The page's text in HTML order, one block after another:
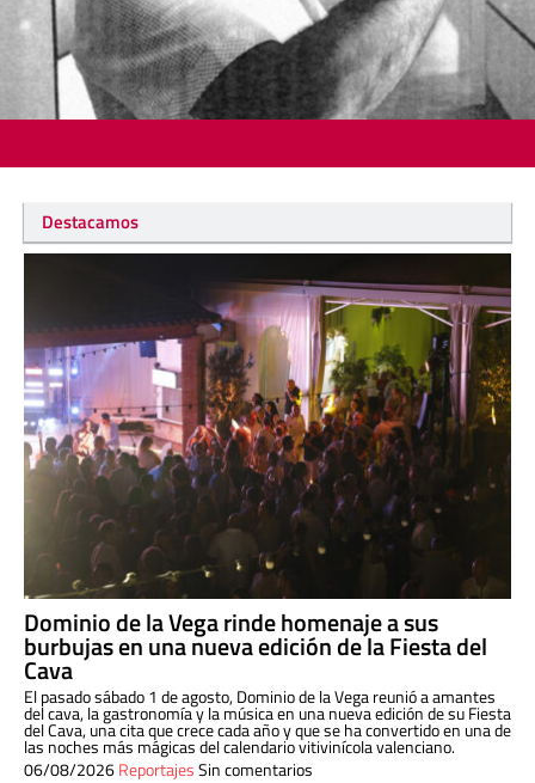
Destacamos
Dominio de la Vega rinde homenaje a sus
burbujas en una nueva edición de la Fiesta del
Cava
El pasado sábado 1 de agosto, Dominio de la Vega reunió a amantes
del cava, la gastronomía y la música en una nueva edición de su Fiesta
del Cava, una cita que crece cada año y que se ha convertido en una de
las noches más mágicas del calendario vitivinícola valenciano.
06/08/2026ReportajesSin comentarios